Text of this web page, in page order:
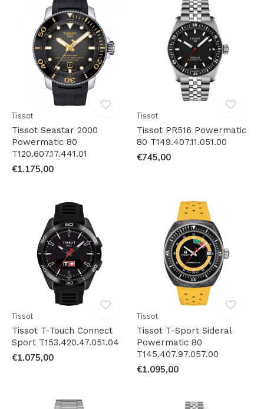
Tissot
Tissot Seastar 2000
Powermatic 80
T120.607.17.441.01
€1.175,00
Tissot
Tissot PR516 Powermatic
80 T149.407.11.051.00
€745,00
Tissot
Tissot T-Touch Connect
Sport T153.420.47.051.04
€1.075,00
Tissot
Tissot T-Sport Sideral
Powermatic 80
T145.407.97.057.00
€1.095,00